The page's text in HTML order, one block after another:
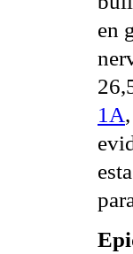
en
1A,